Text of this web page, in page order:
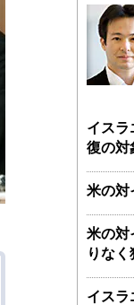
イスラ
復の対
米の対
米の対
りなく
イスラ